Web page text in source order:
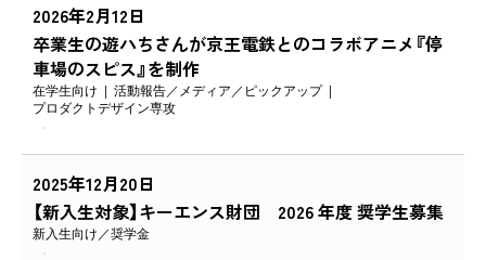
2026年2月12日
卒業生の遊ハちさんが京王電鉄とのコラボアニメ『停
車場のスピス』を制作
在学生向け 活動報告 メディア
ピックアップ
プロダクトデザイン専攻
2025年12月20日
【新入生対象】キーエンス財団 2026 年度 奨学生募集
新入生向け 奨学金